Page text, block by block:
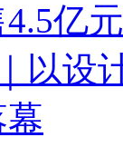
亿
以设